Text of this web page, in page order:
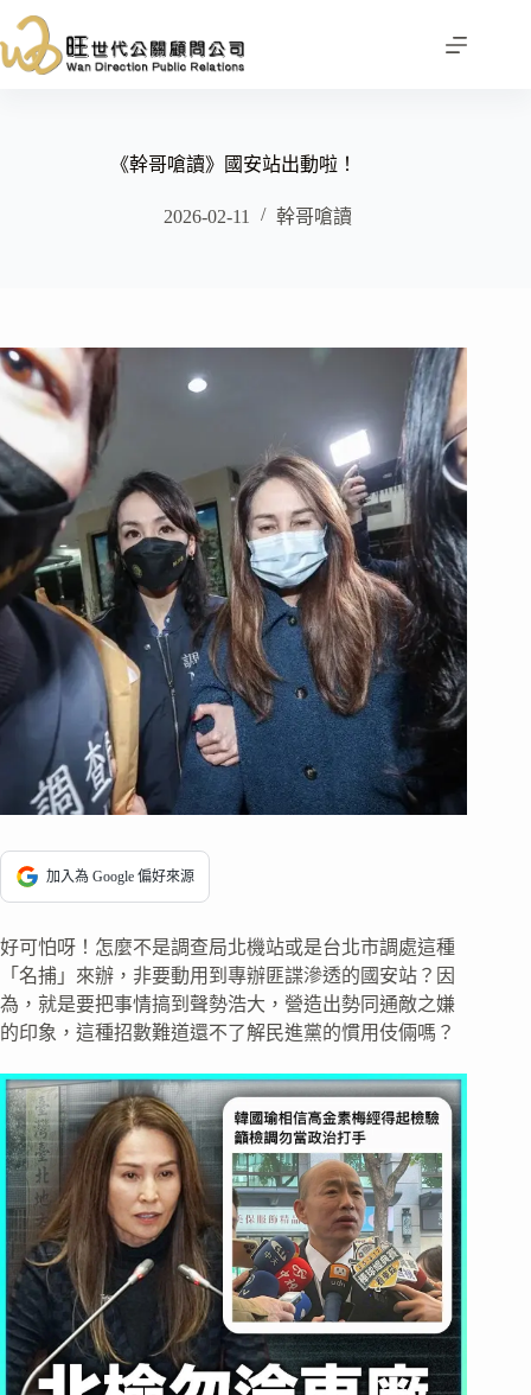
至
主
《幹哥嗆讀》國安站出動啦！
2026-02-11 幹哥嗆讀
加入為 Google 偏好來源
好可怕呀！怎麼不是調查局北機站或是台北市調處這種
「名捕」來辦，非要動用到專辦匪諜滲透的國安站？因
為，就是要把事情搞到聲勢浩大，營造出勢同通敵之嫌
的印象，這種招數難道還不了解民進黨的慣用伎倆嗎？